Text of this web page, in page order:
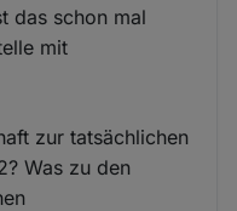
das schon mal
mit
zur tatsächlichen
Was zu den